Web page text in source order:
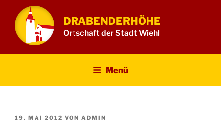
Inhalt
springen
DRABENDERHÖHE
Ortschaft der Stadt Wiehl
Menü
VERÖFFENTLICHT
19. MAI 2012 VON ADMIN